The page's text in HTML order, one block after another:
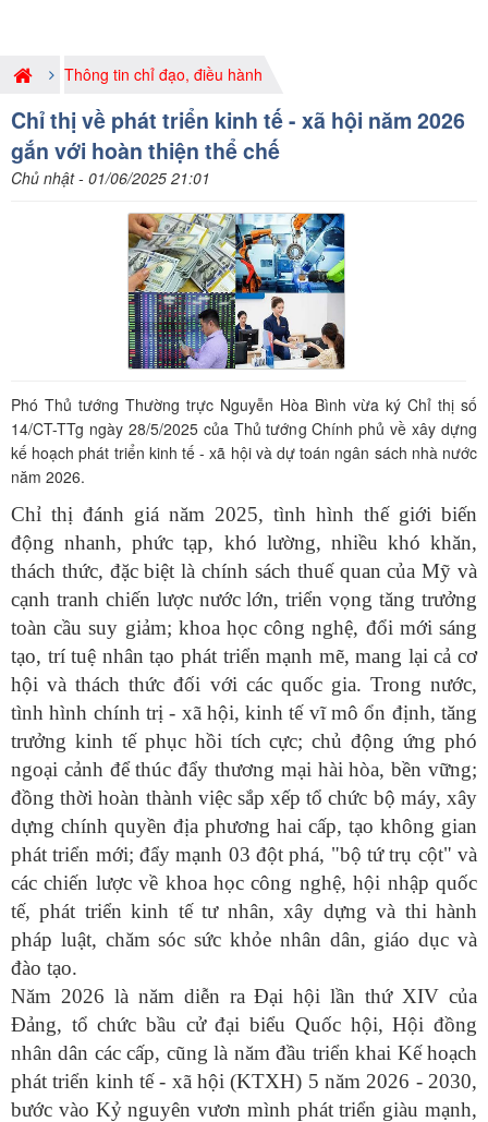
Thông tin chỉ đạo, điều hành
Chỉ thị về phát triển kinh tế - xã hội năm 2026
gắn với hoàn thiện thể chế
Chủ nhật - 01/06/2025 21:01
Phó Thủ tướng Thường trực Nguyễn Hòa Bình vừa ký Chỉ thị số
14/CT-TTg ngày 28/5/2025 của Thủ tướng Chính phủ về xây dựng
kế hoạch phát triển kinh tế - xã hội và dự toán ngân sách nhà nước
năm 2026.
Chỉ thị đánh giá năm 2025, tình hình thế giới biến
động nhanh, phức tạp, khó lường, nhiều khó khăn,
thách thức, đặc biệt là chính sách thuế quan của Mỹ và
cạnh tranh chiến lược nước lớn, triển vọng tăng trưởng
toàn cầu suy giảm; khoa học công nghệ, đổi mới sáng
tạo, trí tuệ nhân tạo phát triển mạnh mẽ, mang lại cả cơ
hội và thách thức đối với các quốc gia. Trong nước,
tình hình chính trị - xã hội, kinh tế vĩ mô ổn định, tăng
trưởng kinh tế phục hồi tích cực; chủ động ứng phó
ngoại cảnh để thúc đẩy thương mại hài hòa, bền vững;
đồng thời hoàn thành việc sắp xếp tổ chức bộ máy, xây
dựng chính quyền địa phương hai cấp, tạo không gian
phát triển mới; đẩy mạnh 03 đột phá, "bộ tứ trụ cột" và
các chiến lược về khoa học công nghệ, hội nhập quốc
tế, phát triển kinh tế tư nhân, xây dựng và thi hành
pháp luật, chăm sóc sức khỏe nhân dân, giáo dục và
đào tạo.
Năm 2026 là năm diễn ra Đại hội lần thứ XIV của
Đảng, tổ chức bầu cử đại biểu Quốc hội, Hội đồng
nhân dân các cấp, cũng là năm đầu triển khai Kế hoạch
phát triển kinh tế - xã hội (KTXH) 5 năm 2026 - 2030,
bước vào Kỷ nguyên vươn mình phát triển giàu mạnh,